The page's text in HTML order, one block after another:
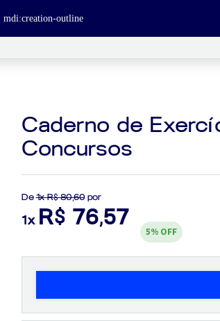
Caderno de
Concursos
De 1x R$ 80,60 por
1x R$ 76,57
5% OFF